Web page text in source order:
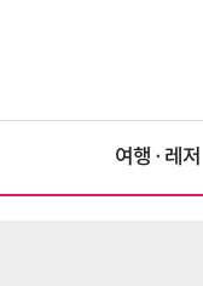
여행·레저